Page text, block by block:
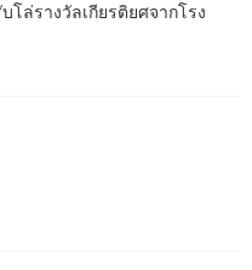
โล่รางวัลเกียรติยศจากโรง